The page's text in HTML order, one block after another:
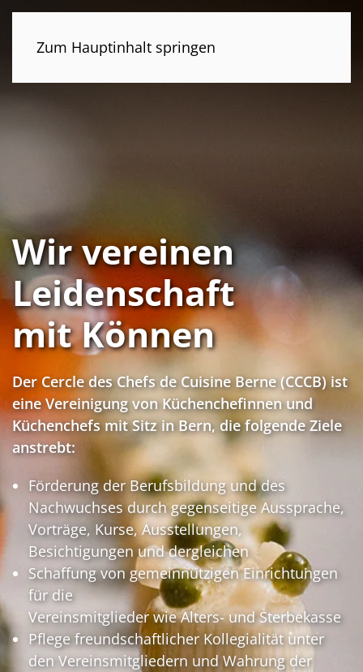
Zum Hauptinhalt springen
Wir vereinen
Leidenschaft
mit Können
Der Cercle des Chefs de Cuisine Berne (CCCB) ist
eine Vereinigung von Küchenchefinnen und
Küchenchefs mit Sitz in Bern, die folgende Ziele
anstrebt:
Förderung der Berufsbildung und des
Nachwuchses durch gegenseitige Aussprache,
Vorträge, Kurse, Ausstellungen,
Besichtigungen und dergleichen
Schaffung von gemeinnützigen Einrichtungen
für die
Vereinsmitglieder wie Alters- und Sterbekasse
Pflege freundschaftlicher Kollegialität unter
den Vereinsmitgliedern und Wahrung der